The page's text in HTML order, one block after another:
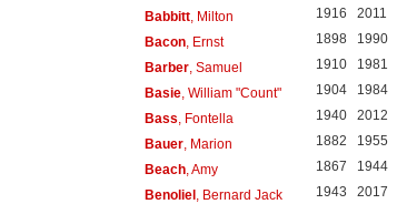
Babbitt, Milton 1916 2011
Bacon, Ernst 1898 1990
Barber, Samuel 1910 1981
Basie, William "Count" 1904 1984
Bass , Fontella 1940 2012
Bauer, Marion 1882 1955
Beach, Amy 1867 1944
Benoliel, Bernard Jack 1943 2017